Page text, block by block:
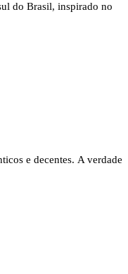
do Brasil, inspirado no
e decentes. A verdade